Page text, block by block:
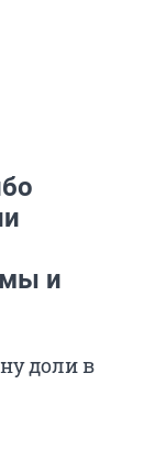
и
доли в